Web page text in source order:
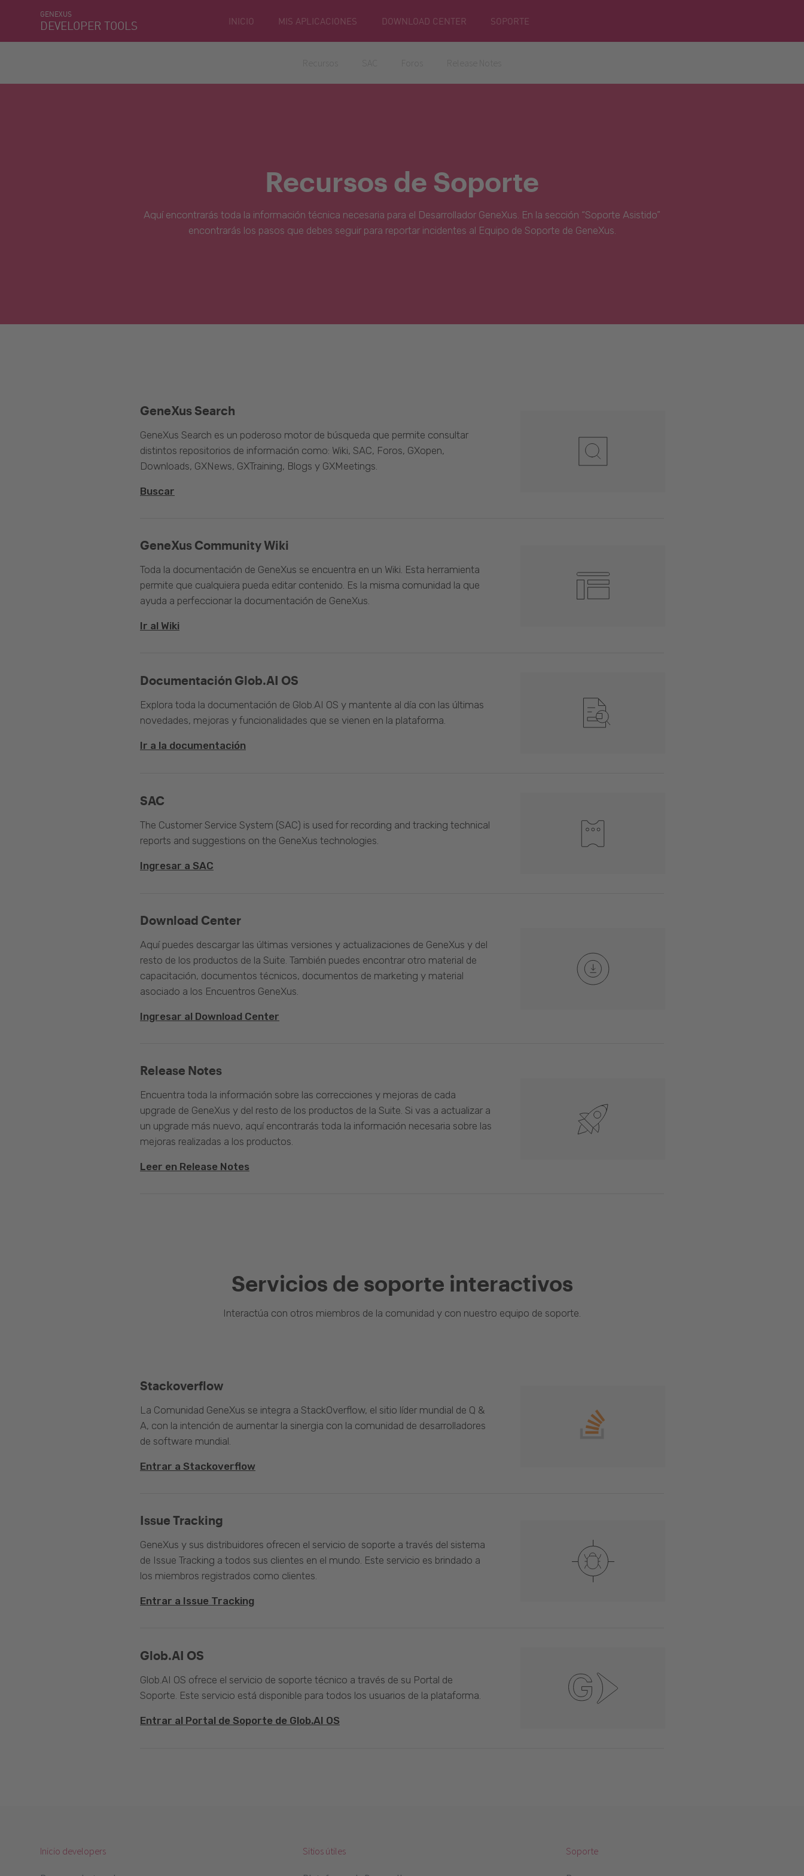
GENEXUS
DEVELOPER TOOLS INICIO MIS APLICACIONES DOWNLOAD CENTER SOPORTE
Recursos de Soporte
Aquí encontrarás toda la información técnica necesaria para el Desarrollador GeneXus. En la sección “Soporte Asistido”
encontrarás los pasos que debes seguir para reportar incidentes al Equipo de Soporte de GeneXus.
GeneXus Community Wiki
Toda la documentación de GeneXus se encuentra en un Wiki. Esta herramienta
permite que cualquiera pueda editar contenido. Es la misma comunidad la que
ayuda a perfeccionar la documentación de GeneXus.
Ir al Wiki
GeneXus Search
GeneXus Search es un poderoso motor de búsqueda que permite consultar
distintos repositorios de información como: Wiki, SAC, Foros, GXopen,
Downloads, GXNews, GXTraining, Blogs y GXMeetings.
Buscar
Documentación Glob.AI OS
Explora toda la documentación de Glob.AI OS y mantente al día con las últimas
novedades, mejoras y funcionalidades que se vienen en la plataforma.
Ir a la documentación
SAC
The Customer Service System (SAC) is used for recording and tracking technical
reports and suggestions on the GeneXus technologies.
Ingresar a SAC
Download Center
Aquí puedes descargar las últimas versiones y actualizaciones de GeneXus y del
resto de los productos de la Suite. También puedes encontrar otro material de
capacitación, documentos técnicos, documentos de marketing y material
asociado a los Encuentros GeneXus.
Ingresar al Download Center
Release Notes
Encuentra toda la información sobre las correcciones y mejoras de cada
upgrade de GeneXus y del resto de los productos de la Suite. Si vas a actualizar a
un upgrade más nuevo, aquí encontrarás toda la información necesaria sobre las
mejoras realizadas a los productos.
Leer en Release Notes
Servicios de soporte interactivos
Interactúa con otros miembros de la comunidad y con nuestro equipo de soporte.
Stackoverflow
La Comunidad GeneXus se integra a StackOverflow, el sitio líder mundial de Q &
A, con la intención de aumentar la sinergia con la comunidad de desarrolladores
de software mundial.
Entrar a Stackoverflow
Issue Tracking
GeneXus y sus distribuidores ofrecen el servicio de soporte a través del sistema
de Issue Tracking a todos sus clientes en el mundo. Este servicio es brindado a
los miembros registrados como clientes.
Entrar a Issue Tracking
Glob.AI OS
Glob.AI OS ofrece el servicio de soporte técnico a través de su Portal de
Soporte. Este servicio está disponible para todos los usuarios de la plataforma.
Entrar al Portal de Soporte de Glob.AI OS
Inicio developers Sitios útiles Soporte